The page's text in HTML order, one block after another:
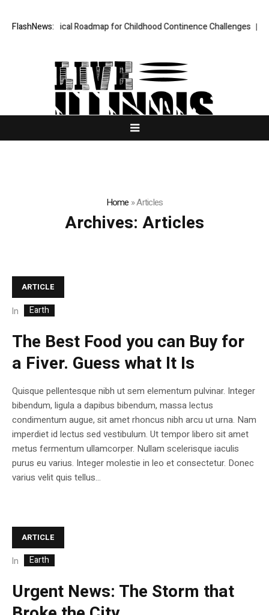
FlashNews:
Practical Roadmap for Childhood Continence Challenges New
Home »Articles
Archives: Articles
ARTICLE
In Earth
The Best Food you can Buy for
a Fiver. Guess what It Is
Quisque pellentesque nibh ut sem elementum pulvinar. Integer
bibendum, ligula a dapibus bibendum, massa lectus
condimentum augue, sit amet rhoncus nibh arcu ut urna. Nam
imperdiet id lectus sed vestibulum. Ut tempor libero sit amet
metus fermentum ullamcorper. Nullam scelerisque iaculis
purus eu varius. Integer molestie in leo et consectetur. Donec
varius velit quis tellus...
ARTICLE
In Earth
Urgent News: The Storm that